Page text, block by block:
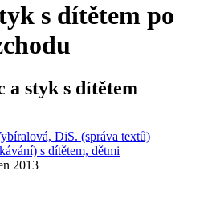
s dítětem po
a styk s dítětem
DiS. (správa textů)
s dítětem, dětmi
2013